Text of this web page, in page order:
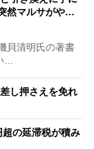
然マルサがや…
貝清明氏の著書
…
し押さえを免れ
の延滞税が積み